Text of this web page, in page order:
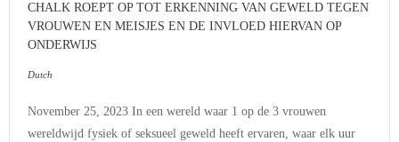
CHALK ROEPT OP TOT ERKENNING VAN GEWELD TEGEN
VROUWEN EN MEISJES EN DE INVLOED HIERVAN OP
ONDERWIJS
Dutch
November 25, 2023 In een wereld waar 1 op de 3 vrouwen
wereldwijd fysiek of seksueel geweld heeft ervaren, waar elk uur